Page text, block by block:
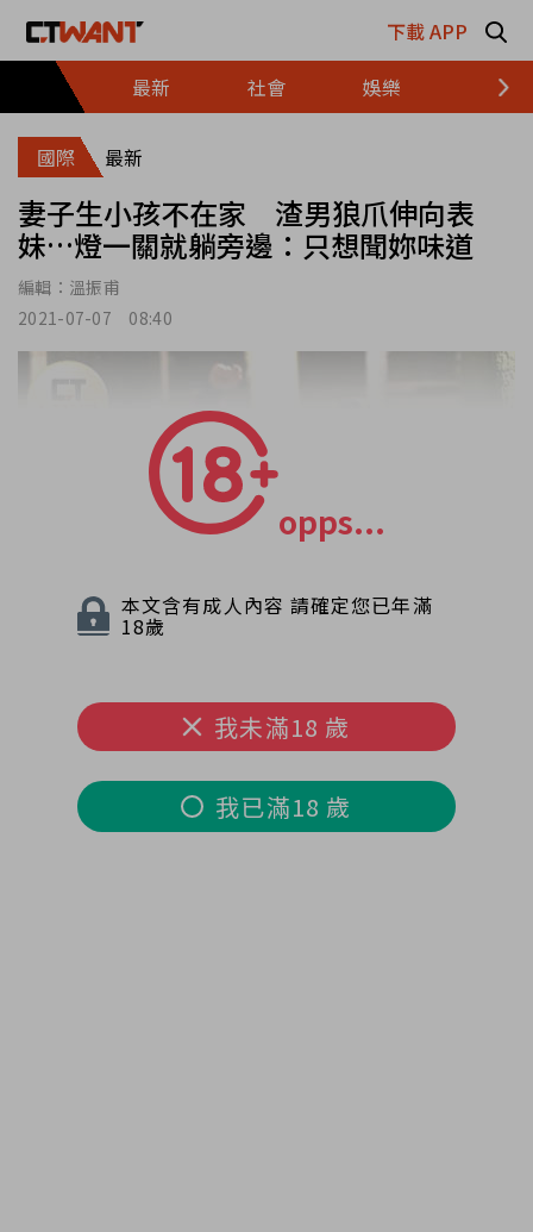
下載 APP
最新
社會 娛樂 財經
國際 最新
妻子生小孩不在家 渣男狼爪伸向表
妹…燈一關就躺旁邊：只想聞妳味道
編輯： 溫振甫
2021-07-07 08:40
本文含有成人內容 請確定您已年滿
18歲
我未滿18 歲
我已滿18 歲